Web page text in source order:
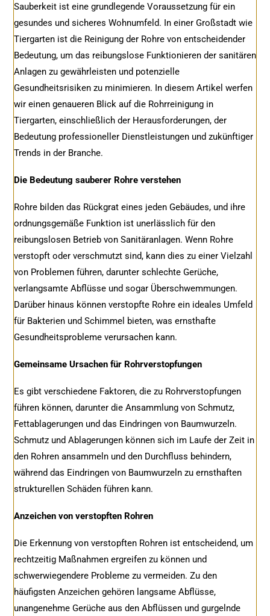
Sauberkeit ist eine grundlegende Voraussetzung für ein
gesundes und sicheres Wohnumfeld. In einer Großstadt wie
Tiergarten ist die Reinigung der Rohre von entscheidender
Bedeutung, um das reibungslose Funktionieren der sanitären
Anlagen zu gewährleisten und potenzielle
Gesundheitsrisiken zu minimieren. In diesem Artikel werfen
wir einen genaueren Blick auf die Rohrreinigung in
Tiergarten, einschließlich der Herausforderungen, der
Bedeutung professioneller Dienstleistungen und zukünftiger
Trends in der Branche.
Die Bedeutung sauberer Rohre verstehen
Rohre bilden das Rückgrat eines jeden Gebäudes, und ihre
ordnungsgemäße Funktion ist unerlässlich für den
reibungslosen Betrieb von Sanitäranlagen. Wenn Rohre
verstopft oder verschmutzt sind, kann dies zu einer Vielzahl
von Problemen führen, darunter schlechte Gerüche,
verlangsamte Abflüsse und sogar Überschwemmungen.
Darüber hinaus können verstopfte Rohre ein ideales Umfeld
für Bakterien und Schimmel bieten, was ernsthafte
Gesundheitsprobleme verursachen kann.
Gemeinsame Ursachen für Rohrverstopfungen
Es gibt verschiedene Faktoren, die zu Rohrverstopfungen
führen können, darunter die Ansammlung von Schmutz,
Fettablagerungen und das Eindringen von Baumwurzeln.
Schmutz und Ablagerungen können sich im Laufe der Zeit in
den Rohren ansammeln und den Durchfluss behindern,
während das Eindringen von Baumwurzeln zu ernsthaften
strukturellen Schäden führen kann.
Anzeichen von verstopften Rohren
Die Erkennung von verstopften Rohren ist entscheidend, um
rechtzeitig Maßnahmen ergreifen zu können und
schwerwiegendere Probleme zu vermeiden. Zu den
häufigsten Anzeichen gehören langsame Abflüsse,
unangenehme Gerüche aus den Abflüssen und gurgelnde